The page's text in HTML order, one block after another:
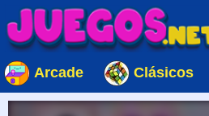
Arcade Clásicos